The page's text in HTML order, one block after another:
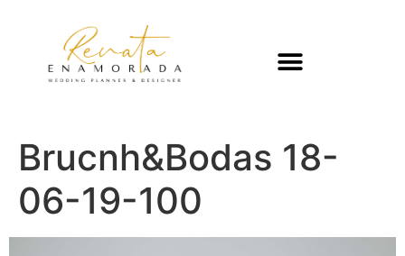
Brucnh&Bodas 18-
06-19-100